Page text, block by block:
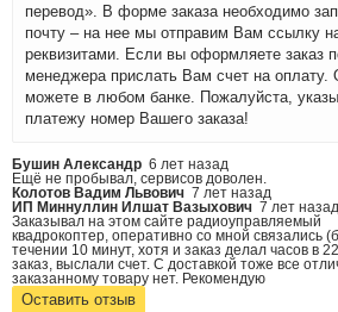
перевод». В форме заказа необходимо
почту – на нее мы отправим Вам ссылку
реквизитами. Если вы оформляете заказ
менеджера прислать Вам счет на оплату.
можете в любом банке. Пожалуйста,
платежу номер Вашего заказа!
Бушин Александр 6 лет назад
Ещё не пробывал, сервисов доволен.
Колотов Вадим Львович 7 лет назад
ИП Миннуллин Илшат Вазыхович 7 лет назад
Заказывал на этом сайте радиоуправляемый
квадрокоптер, оперативно со мной связались
течении 10 минут, хотя и заказ делал часов в
заказ, выслали счет. С доставкой тоже все
заказанному товару нет. Рекомендую
Оставить отзыв